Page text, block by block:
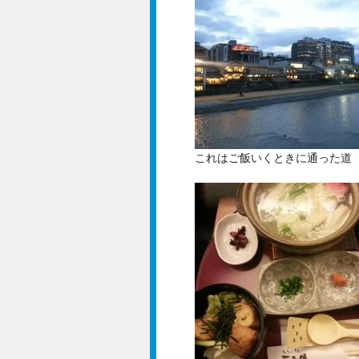
これはご飯いくときに通った道